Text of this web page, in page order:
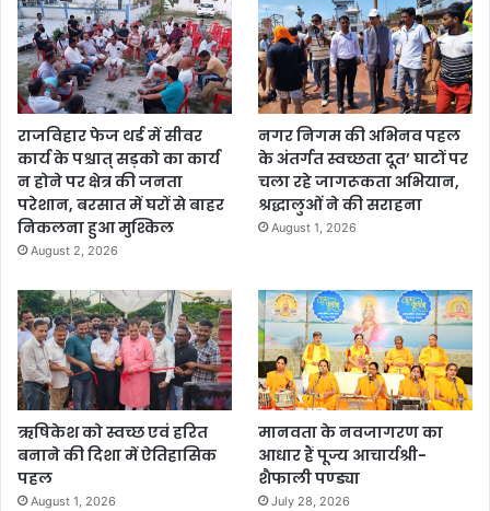
राजविहार फेज थर्ड में सीवर
कार्य के पश्चात् सड़को का कार्य
न होने पर क्षेत्र की जनता
परेशान, बरसात में घरों से बाहर
निकलना हुआ मुश्किल
August 2, 2026
नगर निगम की अभिनव पहल
के अंतर्गत स्वच्छता दूत’ घाटों पर
चला रहे जागरूकता अभियान,
श्रद्धालुओं ने की सराहना
August 1, 2026
ऋषिकेश को स्वच्छ एवं हरित
बनाने की दिशा में ऐतिहासिक
पहल
August 1, 2026
मानवता के नवजागरण का
आधार हैं पूज्य आचार्यश्री-
शैफाली पण्ड्या
July 28, 2026